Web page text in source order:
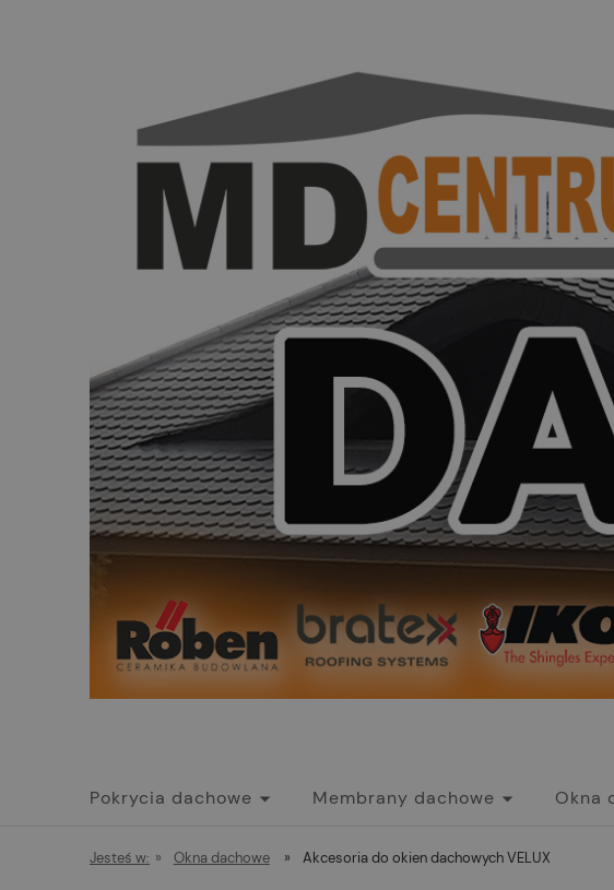
Pokrycia dachowe Membrany dachowe Okna
Promocje
Jesteś w: » Okna dachowe » Akcesoria do okien dachowych VELUX